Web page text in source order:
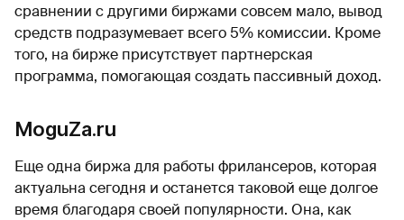
сравнении с другими биржами совсем мало, вывод
средств подразумевает всего 5% комиссии. Кроме
того, на бирже присутствует партнерская
программа, помогающая создать пассивный доход.
MoguZa.ru
Еще одна биржа для работы фрилансеров, которая
актуальна сегодня и останется таковой еще долгое
время благодаря своей популярности. Она, как